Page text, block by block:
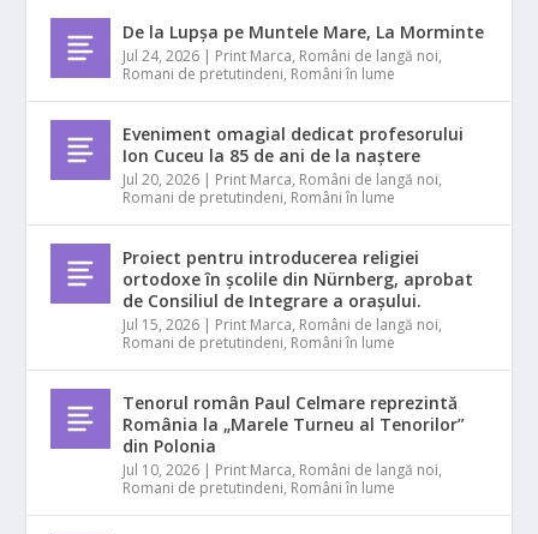
De la Lupșa pe Muntele Mare, La Morminte
Jul 24, 2026 | Print Marca, Români de langă noi,
Romani de pretutindeni, Români în lume
Eveniment omagial dedicat profesorului
Ion Cuceu la 85 de ani de la naștere
Jul 20, 2026 | Print Marca, Români de langă noi,
Romani de pretutindeni, Români în lume
Proiect pentru introducerea religiei
ortodoxe în școlile din Nürnberg, aprobat
de Consiliul de Integrare a orașului.
Jul 15, 2026 | Print Marca, Români de langă noi,
Romani de pretutindeni, Români în lume
Tenorul român Paul Celmare reprezintă
România la „Marele Turneu al Tenorilor”
din Polonia
Jul 10, 2026 | Print Marca, Români de langă noi,
Romani de pretutindeni, Români în lume